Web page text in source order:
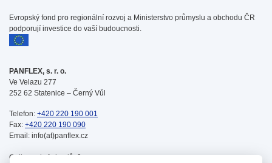
Evropský fond pro regionální rozvoj a Ministerstvo průmyslu a obchodu ČR
podporují investice do vaší budoucnosti.
PANFLEX, s. r. o.
Ve Velazu 277
252 62 Statenice – Černý Vůl
Telefon: +420 220 190 001
Fax: +420 220 190 090
Email: info(at)panflex.cz
Online schránka důvěry: